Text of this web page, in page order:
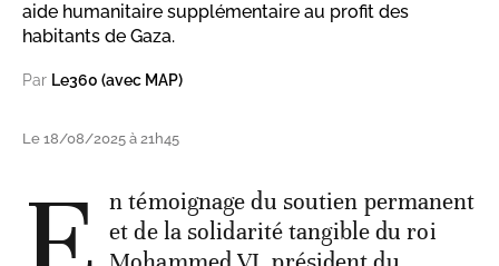
aide humanitaire supplémentaire au profit des
habitants de Gaza.
Par Le360 (avec MAP)
Le 18/08/2025 à 21h45
n témoignage du soutien permanent
et de la solidarité tangible du roi